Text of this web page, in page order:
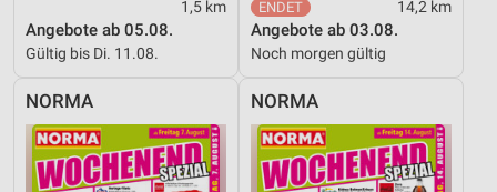
1,5 km
Angebote ab 05.08.
Gültig bis Di. 11.08.
14,2 km
Angebote ab 03.08.
Noch morgen gültig
NORMA NORMA